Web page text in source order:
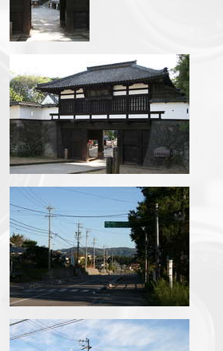
IMG_6971.JPG
IMG_6973.JPG
IMG_6975.JPG